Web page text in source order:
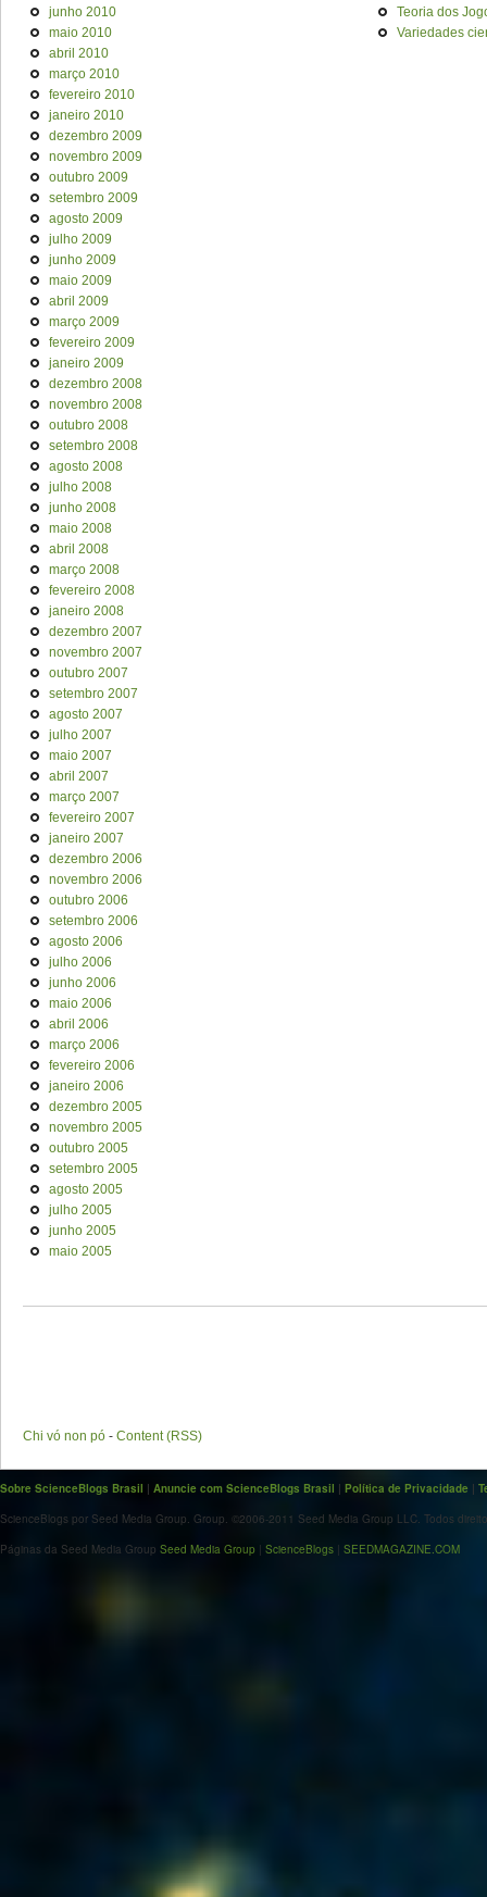
junho 2010
maio 2010
abril 2010
março 2010
fevereiro 2010
janeiro 2010
dezembro 2009
novembro 2009
outubro 2009
setembro 2009
agosto 2009
julho 2009
junho 2009
maio 2009
abril 2009
março 2009
fevereiro 2009
janeiro 2009
dezembro 2008
novembro 2008
outubro 2008
setembro 2008
agosto 2008
julho 2008
junho 2008
maio 2008
abril 2008
março 2008
fevereiro 2008
janeiro 2008
dezembro 2007
novembro 2007
outubro 2007
setembro 2007
agosto 2007
julho 2007
maio 2007
abril 2007
março 2007
fevereiro 2007
janeiro 2007
dezembro 2006
novembro 2006
outubro 2006
setembro 2006
agosto 2006
julho 2006
junho 2006
maio 2006
abril 2006
março 2006
fevereiro 2006
janeiro 2006
dezembro 2005
novembro 2005
outubro 2005
setembro 2005
agosto 2005
julho 2005
junho 2005
maio 2005
Teoria dos
Variedades
Chi vó non pó - Content (RSS)
Sobre ScienceBlogs Brasil | Anuncie com ScienceBlogs Brasil | Política de Privacidade |
ScienceBlogs por Seed Media Group. Group. ©2006-2011 Seed Media Group LLC. Todos
Páginas da Seed Media Group Seed Media Group | ScienceBlogs | SEEDMAGAZINE.COM